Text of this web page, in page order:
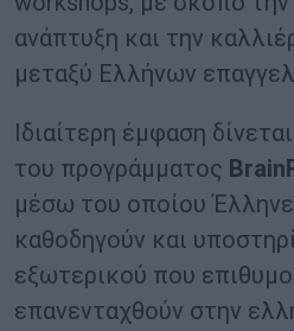
ανάπτυξη και την
μεταξύ Ελλήνων
Ιδιαίτερη έμφαση
του προγράμματος
μέσω του οποίου
καθοδηγούν και
εξωτερικού που
επανενταχθούν στην